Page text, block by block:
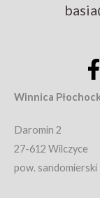
Winnica
Daromin 2
27-612 Wilczyce
pow. sandomierski